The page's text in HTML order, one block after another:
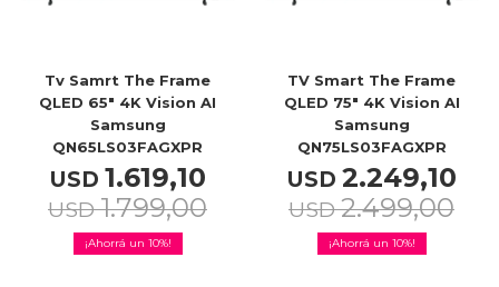
Tv Samrt The Frame
QLED 65" 4K Vision AI
Samsung
QN65LS03FAGXPR
USD 1.619,10
USD 1.799,00
10
TV Smart The Frame
QLED 75" 4K Vision AI
Samsung
QN75LS03FAGXPR
USD 2.249,10
USD 2.499,00
10
Local
Service